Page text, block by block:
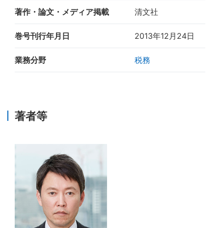
著作・論文・メディア掲載 清文社
巻号刊行年月日 2013年12月24日
業務分野 税務
著者等